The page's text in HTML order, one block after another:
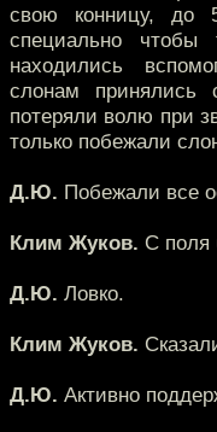
свою конницу, до
специально
находились
слонам принялись
потеряли волю при
только побежали
Д.Ю. Побежали все
Клим Жуков. С поля
Д.Ю. Ловко.
Клим Жуков.
Д.Ю. Активно